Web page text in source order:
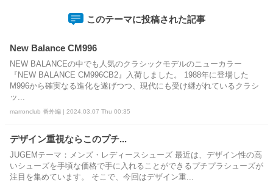
このテーマに投稿された記事
New Balance CM996
NEW BALANCEの中でも人気のクラシックモデルのニューカラー
『NEW BALANCE CM996CB2』入荷しました。 1988年に登場した
M996から確実なる進化を遂げつつ、現代にも受け継がれているクラシ
ッ...
marronclub 番外編 | 2024.03.07 Thu 00:35
デザイン重視ならこのプチ...
JUGEMテーマ：メンズ・レディースシューズ 最近は、デザイン性の高
いシューズを手頃な価格で手に入れることができるプチプラシューズが
注目を集めています。 そこで、今回はデザイン重...